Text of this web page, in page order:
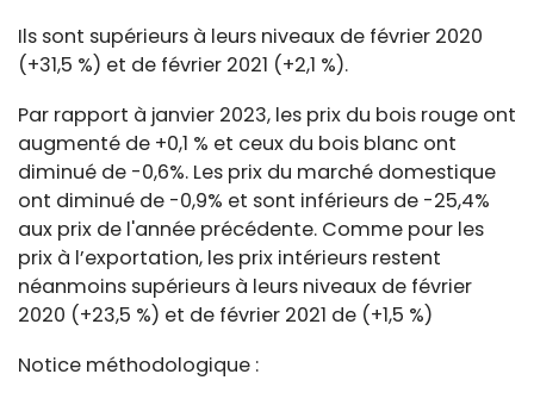
Ils sont supérieurs à leurs niveaux de février 2020
(+31,5 %) et de février 2021 (+2,1 %).
Par rapport à janvier 2023, les prix du bois rouge ont
augmenté de +0,1 % et ceux du bois blanc ont
diminué de -0,6%. Les prix du marché domestique
ont diminué de -0,9% et sont inférieurs de -25,4%
aux prix de l'année précédente. Comme pour les
prix à l’exportation, les prix intérieurs restent
néanmoins supérieurs à leurs niveaux de février
2020 (+23,5 %) et de février 2021 de (+1,5 %)
Notice méthodologique :